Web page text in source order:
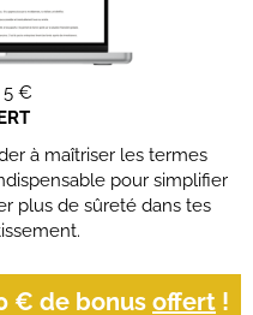
5 €
à maîtriser les termes
pour simplifier
plus de sûreté dans tes
€ de bonus offert !